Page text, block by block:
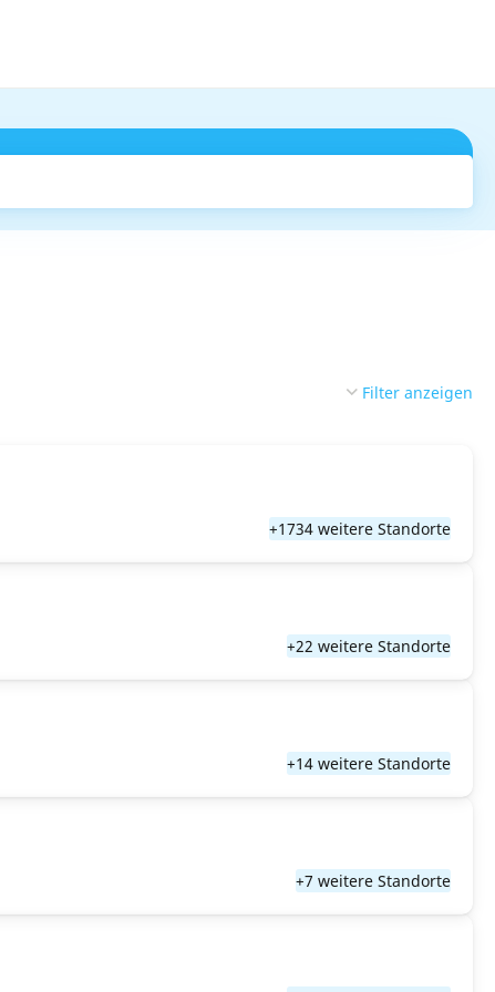
Filter anzeigen
+1734 weitere Standorte
+22 weitere Standorte
+14 weitere Standorte
+7 weitere Standorte